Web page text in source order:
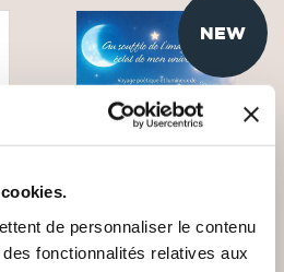
de personnaliser le contenu
fonctionnalités relatives aux
NEW